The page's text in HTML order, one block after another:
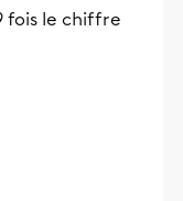
fois le chiffre